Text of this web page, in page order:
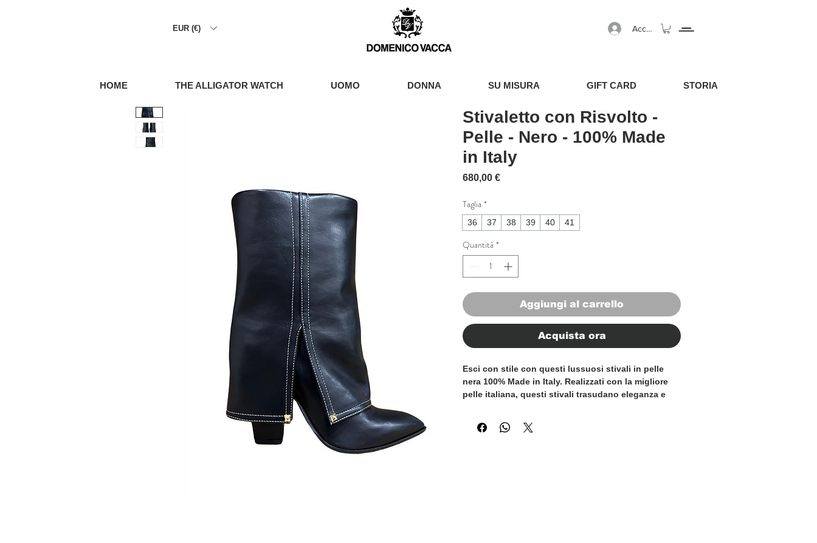
EUR (€) Accedi
HOME THE ALLIGATOR WATCH UOMO DONNA SU MISURA GIFT CARD STORIA
Stivaletto con Risvolto -
Pelle - Nero - 100% Made
in Italy
680,00 €Prezzo
Taglia *
36 37 38 39 40 41
Quantità *
Aggiungi al carrello
Acquista ora
Esci con stile con questi lussuosi stivali in pelle
nera 100% Made in Italy. Realizzati con la migliore
pelle italiana, questi stivali trasudano eleganza e
guardaroba, perfetta sia per le occasioni casual che